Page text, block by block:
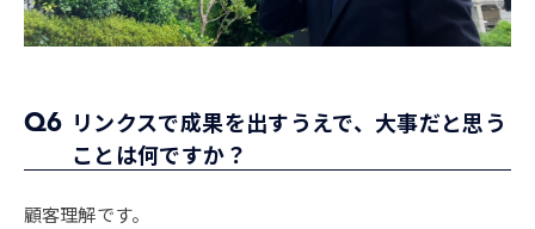
Q6 リンクスで成果を出すうえで、大事だと思う
ことは何ですか？
顧客理解です。